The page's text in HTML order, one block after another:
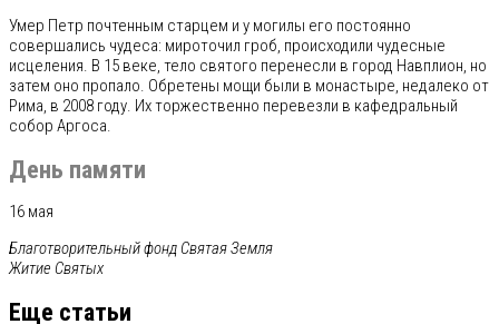
Умер Петр почтенным старцем и у могилы его постоянно
совершались чудеса: мироточил гроб, происходили чудесные
исцеления. В 15 веке, тело святого перенесли в город Навплион, но
затем оно пропало. Обретены мощи были в монастыре, недалеко от
Рима, в 2008 году. Их торжественно перевезли в кафедральный
собор Аргоса.
День памяти
16 мая
Благотворительный фонд Святая Земля
Житие Святых
Еще статьи